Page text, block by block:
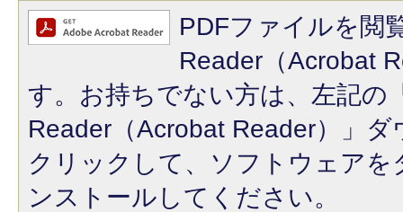
PDFファイルを閲
Reader（Acrobat
す。お持ちでない方は、左記の
Reader（Acrobat Reader）」
クリックして、ソフトウェア
ンストールしてください。